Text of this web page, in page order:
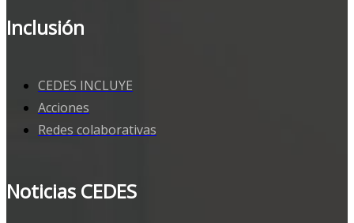
Inclusión
CEDES INCLUYE
Acciones
Redes colaborativas
Noticias CEDES